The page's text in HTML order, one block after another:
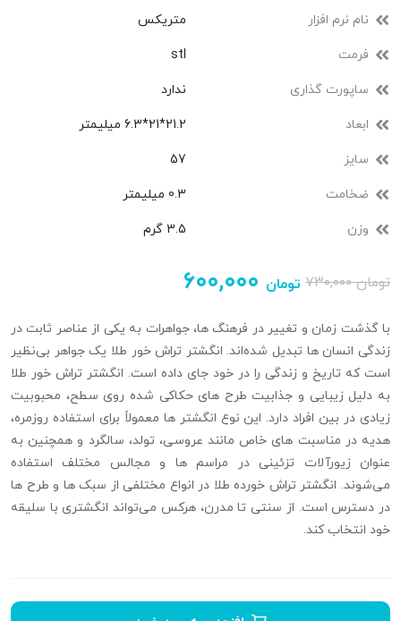
نام نرم افزار متریکس
فرمت stl
ساپورت گذاری ندارد
ابعاد 21.2*21*6.3 میلیمتر
سایز 57
ضخامت 0.3 میلیمتر
وزن 3.5 گرم
۷۳۰,۰۰۰تومان ۶۰۰,۰۰۰ تومان
با گذشت زمان و تغییر در فرهنگ‌ ها، جواهرات به یکی از عناصر ثابت در
زندگی انسان‌ ها تبدیل شده‌اند. انگشتر تراش خور طلا یک جواهر بی‌نظیر
است که تاریخ و زندگی را در خود جای داده است. انگشتر تراش‌ خور طلا
به دلیل زیبایی و جذابیت طرح‌ های حکاکی شده روی سطح، محبوبیت
زیادی در بین افراد دارد. این نوع انگشتر ها معمولاً برای استفاده روزمره،
هدیه‌ در مناسبت‌ های خاص مانند عروسی، تولد، سالگرد و همچنین به
عنوان زیورآلات تزئینی در مراسم‌ ها و مجالس مختلف استفاده
می‌شوند. انگشتر تراش خورده طلا در انواع مختلفی از سبک‌ ها و طرح‌ ها
در دسترس است. از سنتی تا مدرن، هرکس می‌تواند انگشتری با سلیقه
خود انتخاب کند.